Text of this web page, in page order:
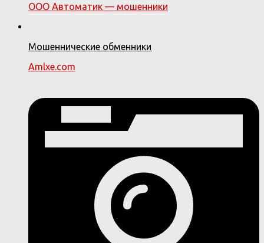
ООО Автоматик — мошенники
Мошеннические обменники
Amlxe.com